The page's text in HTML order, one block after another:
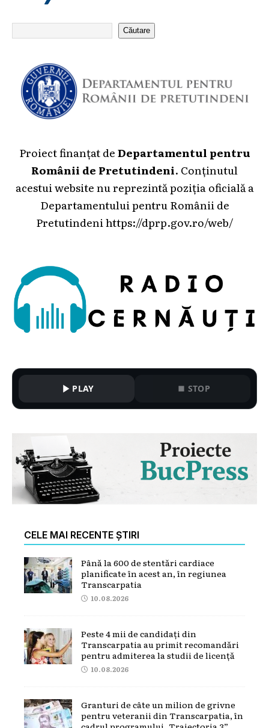
Căutare
Proiect finanțat deDepartamentul pentru
Românii de Pretutindeni. Conținutul
acestui website nu reprezintă poziția oficială a
Departamentului pentru Românii de
Pretutindeni https://dprp.gov.ro/web/
PLAY STOP
CELE MAI RECENTE ȘTIRI
Până la 600 de stentări cardiace
planificate în acest an, în regiunea
Transcarpatia
10.08.2026
Peste 4 mii de candidați din
Transcarpatia au primit recomandări
pentru admiterea la studii de licență
10.08.2026
Granturi de câte un milion de grivne
pentru veteranii din Transcarpatia, în